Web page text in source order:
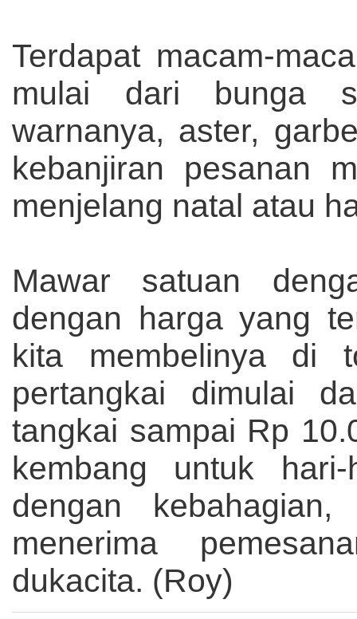
Terdapat macam-
mulai dari bunga
warnanya, aster,
kebanjiran pesanan
menjelang natal atau
Mawar satuan
dengan harga yang
kita membelinya di
pertangkai dimulai
tangkai sampai Rp
kembang untuk
dengan
menerima
dukacita. (Roy)